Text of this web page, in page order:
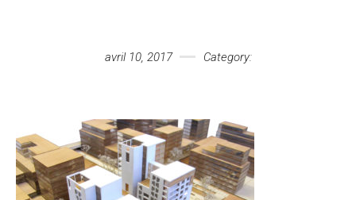
avril 10, 2017 Category: